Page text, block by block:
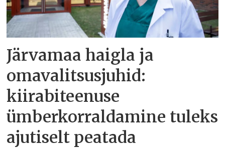
Järvamaa haigla ja
omavalitsusjuhid:
kiirabiteenuse
ümberkorraldamine tuleks
ajutiselt peatada